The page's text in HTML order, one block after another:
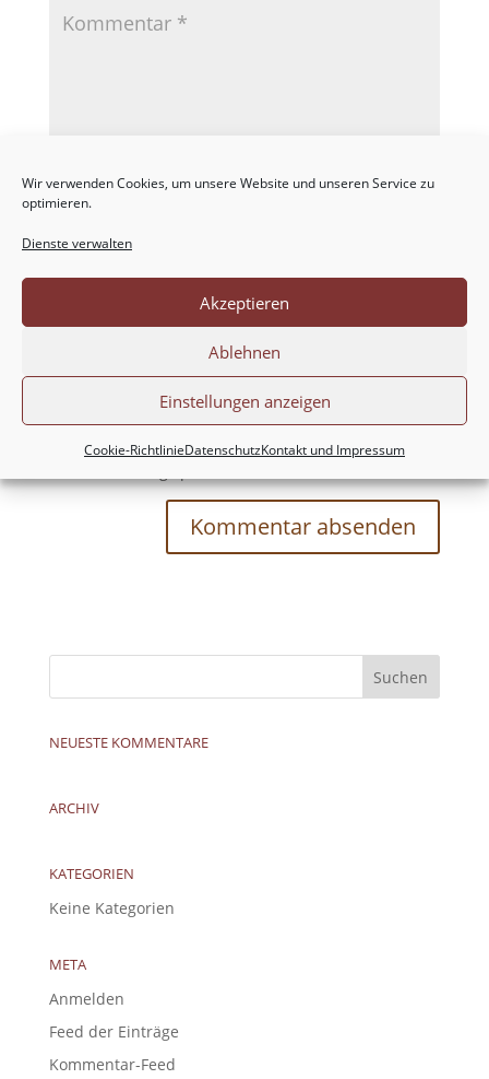
Wir verwenden Cookies, um unsere Website und unseren Service zu
optimieren.
Dienste verwalten
Akzeptieren
Ablehnen
Einstellungen anzeigen
Cookie-RichtlinieDatenschutzKontakt und Impressum
Meinen Namen, meine E-Mail-Adresse und
meine Website in diesem Browser für die nächste
NEUESTE KOMMENTARE
ARCHIV
KATEGORIEN
Keine Kategorien
META
Anmelden
Feed der Einträge
Kommentar-Feed